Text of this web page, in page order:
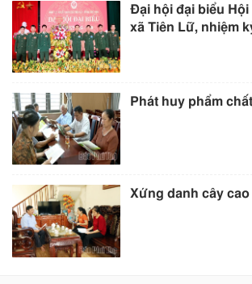
Đại hội đại biểu
xã Tiên Lữ, nhiệm
Phát huy phẩm
Xứng danh cây